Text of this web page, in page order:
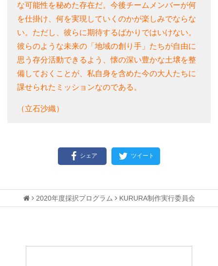
な可能性を秘めた存在だ。今後チームメンバーが何
を仕掛け、何を実現していくのかが楽しみでならな
い。ただし、彼らに期待するばかりではいけない。
彼らのような未来の「地域の創り手」たちが自由に
思う存分活動できるよう、懐の深い豊かな土壌を整
備しておくことが、私自身を含めた今の大人たちに
課せられたミッションなのである。
（立石沙織）
シェア ツイート
2020年度採択プログラム KURURA制作実行委員会